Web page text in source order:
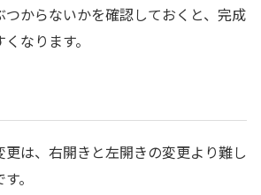
つからないかを確認しておくと、完成
なります。
は、右開きと左開きの変更より難し
。